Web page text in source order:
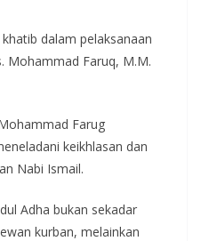
dalam pelaksanaan
Mohammad Faruq, M.M.
Farug
keikhlasan dan
Nabi Ismail.
Adha bukan sekadar
kurban, melainkan